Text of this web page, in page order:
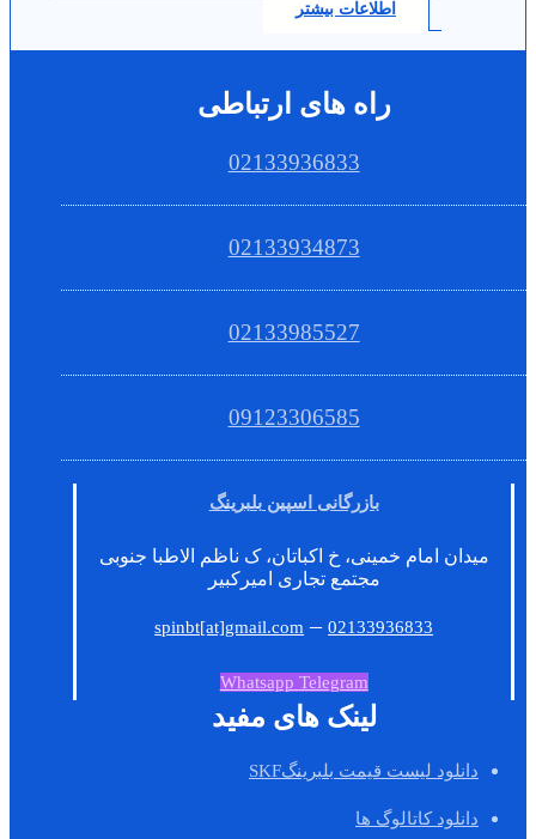
اطلاعات بیشتر
راه های ارتباطی
02133936833
02133934873
02133985527
09123306585
بازرگانی اسپین بلبرینگ
میدان امام خمینی، خ اکباتان، ک ناظم الاطبا جنوبی
مجتمع تجاری امیرکبیر
spinbt[at]gmail.com –02133936833
Whatsapp Telegram
لینک های مفید
دانلود لیست قیمت بلبرینگSKF
دانلود کاتالوگ ها